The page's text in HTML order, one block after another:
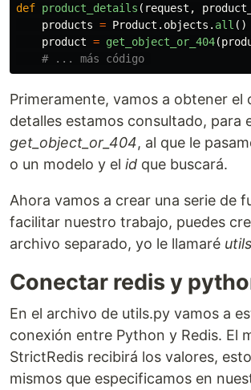
def product_details ( request ,
products = Product . objects . all ()
product = get_object_or_404(
Primeramente, vamos a obtener el
detalles estamos consultado, para
get_object_or_404, al que le
o un modelo y el id que buscará.
Ahora vamos a crear una serie de
facilitar nuestro trabajo, puedes
archivo separado, yo le llamaré
Conectar redis y
En el archivo de utils.py vamos a
conexión entre Python y Redis. El
StrictRedis recibirá los valores,
mismos que especificamos en